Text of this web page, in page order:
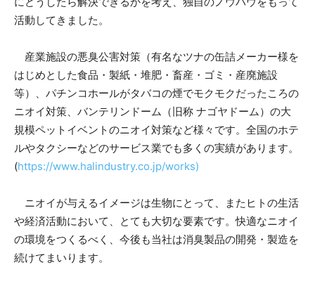
活動してきました。
産業施設の悪臭公害対策（有名なツナの缶詰メーカー様を
はじめとした食品・製紙・堆肥・畜産・ゴミ・産廃施設
等）、パチンコホールがタバコの煙でモクモクだったころの
ニオイ対策、バンテリンドーム（旧称 ナゴヤドーム）の大
規模ペットイベントのニオイ対策など様々です。全国のホテ
ルやタクシーなどのサービス業でも多くの実績があります。
(https://www.halindustry.co.jp/works)
ニオイが与えるイメージは生物にとって、またヒトの生活
や経済活動において、とても大切な要素です。快適なニオイ
の環境をつくるべく、今後も当社は消臭製品の開発・製造を
続けてまいります。